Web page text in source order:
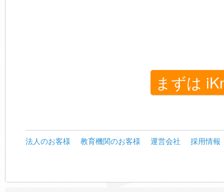
まずは
法人のお客様 教育機関のお客様 運営会社 採用情報